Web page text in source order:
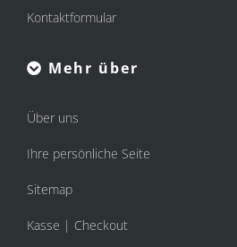
Kontaktformular
Mehr über
Über uns
Ihre persönliche Seite
Sitemap
Kasse | Checkout